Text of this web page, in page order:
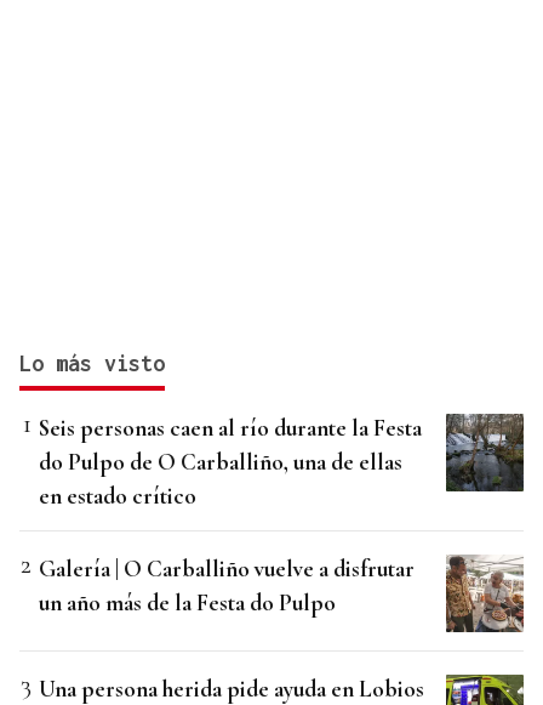
Lo más visto
Seis personas caen al río durante la Festa
do Pulpo de O Carballiño, una de ellas
en estado crítico
Galería | O Carballiño vuelve a disfrutar
un año más de la Festa do Pulpo
Una persona herida pide ayuda en Lobios